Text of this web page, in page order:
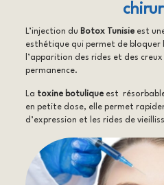
L’injection du Botox Tunisieest
esthétique qui permet de bloquer
l’apparition des rides et des
permanence.
La toxine botuliqueest
en petite dose, elle permet
d’expression et les rides de